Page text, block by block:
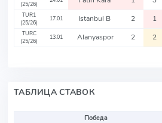
(25/26)
TUR1
(25/26)
17.01 Istanbul B 2 1
TURC
(25/26)
13.01 Alanyaspor 2 2
ТАБЛИЦА СТАВОК
Победа